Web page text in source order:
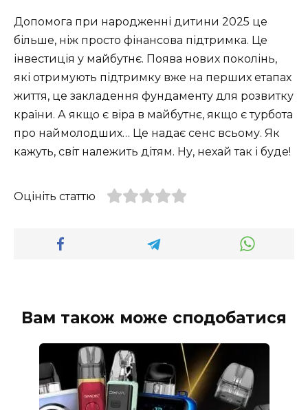
Допомога при народженні дитини 2025 це
більше, ніж просто фінансова підтримка. Це
інвестиція у майбутнє. Поява нових поколінь,
які отримують підтримку вже на перших етапах
життя, це закладення фундаменту для розвитку
країни. А якщо є віра в майбутнє, якщо є турбота
про наймолодших… Це надає сенс всьому. Як
кажуть, світ належить дітям. Ну, нехай так і буде!
Оцініть статтю
Вам також може сподобатися